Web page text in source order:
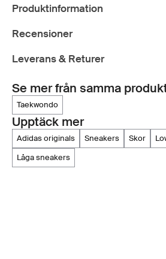
Produktinformation
Recensioner
Leverans & Returer
Se mer från samma
taekwondo
Upptäck mer
adidas originals sneakers skor
låga sneakers